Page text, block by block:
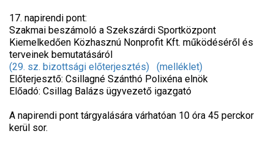
17. napirendi pont:
Szakmai beszámoló a Szekszárdi Sportközpont
Kiemelkedően Közhasznú Nonprofit Kft. működéséről és
terveinek bemutatásáról
(29. sz. bizottsági előterjesztés)
(melléklet)
Előterjesztő: Csillagné Szánthó Polixéna elnök
Előadó: Csillag Balázs ügyvezető igazgató
A napirendi pont tárgyalására várhatóan 10 óra 45 perckor
kerül sor.